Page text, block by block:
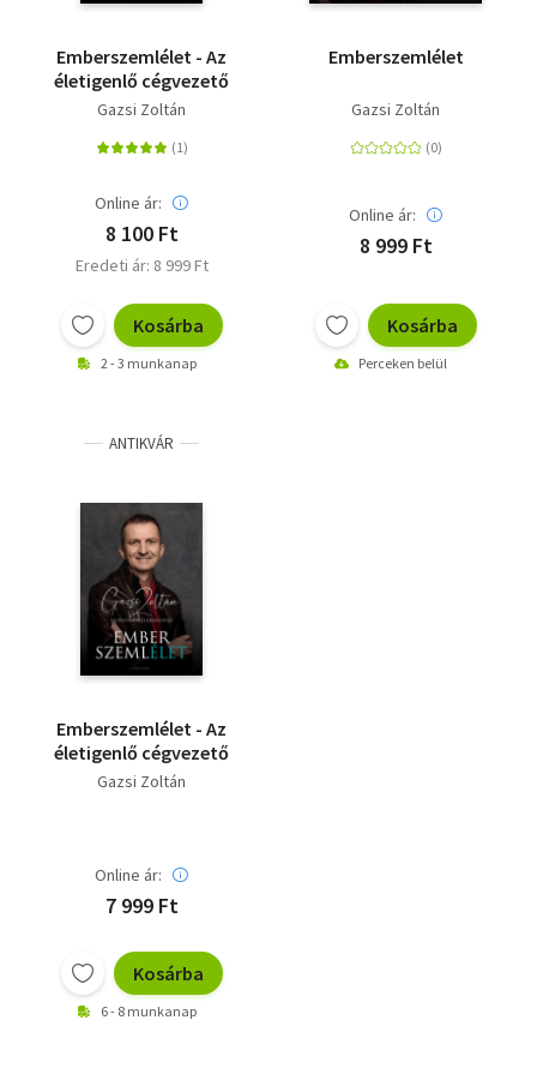
Emberszemlélet - Az
életigenlő cégvezető
Gazsi Zoltán
Online ár:
8 100 Ft
Eredeti ár: 8 999 Ft
Kosárba
2 - 3 munkanap
Emberszemlélet
Gazsi Zoltán
Online ár:
8 999 Ft
Kosárba
Perceken belül
ANTIKVÁR
Emberszemlélet - Az
életigenlő cégvezető
Gazsi Zoltán
Online ár:
7 999 Ft
Kosárba
6 - 8 munkanap